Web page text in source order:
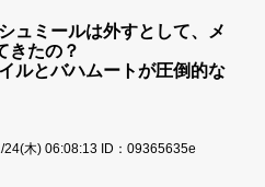
ュミールは外すとして、メ
きたの？
ルとバハムートが圧倒的な
24(木) 06:08:13 ID：09365635e